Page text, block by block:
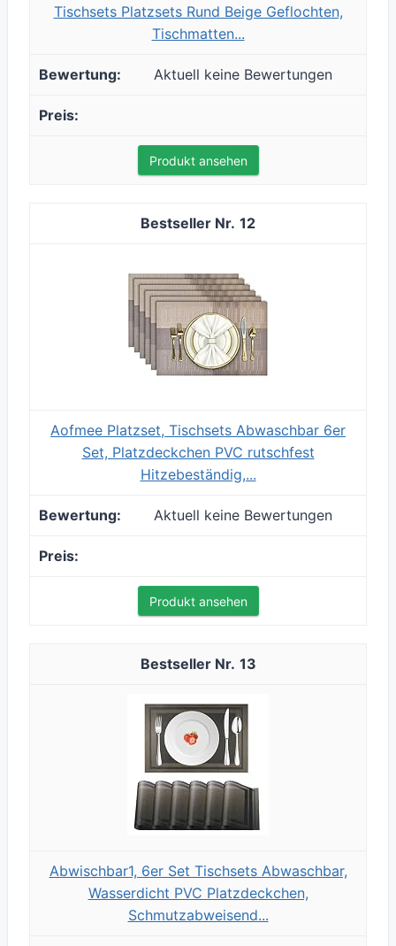
Tischsets Platzsets Rund Beige Geflochten,
Tischmatten...
Aktuell keine Bewertungen
Produkt ansehen
12
Aofmee Platzset, Tischsets Abwaschbar 6er
Set, Platzdeckchen PVC rutschfest
Hitzebeständig,...
Aktuell keine Bewertungen
Produkt ansehen
13
Abwischbar1, 6er Set Tischsets Abwaschbar,
Wasserdicht PVC Platzdeckchen,
Schmutzabweisend...